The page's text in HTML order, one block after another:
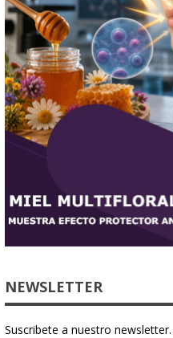
NEWSLETTER
Suscribete a nuestro newsletter.